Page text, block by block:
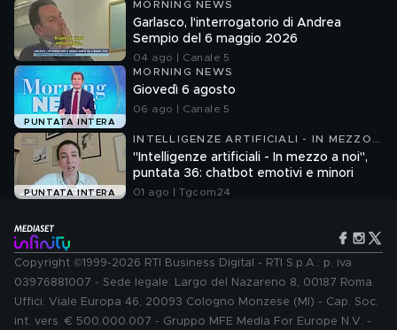
MORNING NEWS
Garlasco, l'interrogatorio di Andrea
Sempio del 6 maggio 2026
04 ago | Canale 5
PUNTATA INTERA
MORNING NEWS
Giovedì 6 agosto
06 ago | Canale 5
PUNTATA INTERA
INTELLIGENZE ARTIFICIALI - IN MEZZO
A NOI
"Intelligenze artificiali - In mezzo a noi",
puntata 36: chatbot emotivi e minori
01 ago | Tgcom24
Copyright ©1999-2026 RTI Business Digital - RTI S.p.A.: p. iva
03976881007 - Sede legale: Largo del Nazareno 8, 00187 Roma.
Uffici: Viale Europa 46, 20093 Cologno Monzese (MI) - Cap. Soc.
int. vers. € 500.000.007 - Gruppo MFE Media For Europe N.V. -